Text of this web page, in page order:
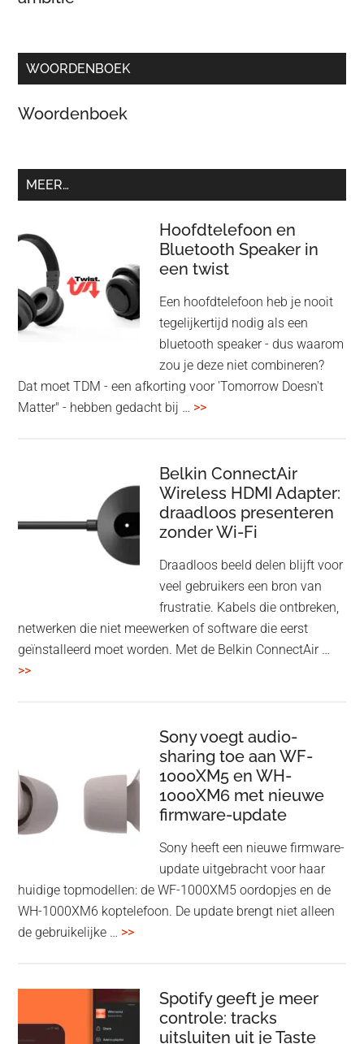
WOORDENBOEK
Woordenboek
MEER…
Hoofdtelefoon en
Bluetooth Speaker in
een twist
Een hoofdtelefoon heb je nooit
tegelijkertijd nodig als een
bluetooth speaker - dus waarom
zou je deze niet combineren?
Dat moet TDM - een afkorting voor 'Tomorrow Doesn't
Matter" - hebben gedacht bij … >>overHoofdtelefoon
Speaker
in
een
twist
Belkin ConnectAir
Wireless HDMI Adapter:
draadloos presenteren
zonder Wi-Fi
Draadloos beeld delen blijft voor
veel gebruikers een bron van
frustratie. Kabels die ontbreken,
netwerken die niet meewerken of software die eerst
geïnstalleerd moet worden. Met de Belkin ConnectAir …
>>overBelkin
draadloos
presenteren
zonder
Wi-
Sony voegt audio-
sharing toe aan WF-
1000XM5 en WH-
1000XM6 met nieuwe
firmware-update
Sony heeft een nieuwe firmware-
update uitgebracht voor haar
huidige topmodellen: de WF-1000XM5 oordopjes en de
WH-1000XM6 koptelefoon. De update brengt niet alleen
de gebruikelijke … >>overSony
sharingSpotify geeft je meer
controle: tracks
uitsluiten uit je Taste